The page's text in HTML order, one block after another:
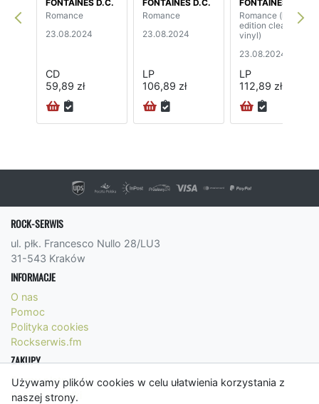
Używamy plików cookies w celu ułatwienia korzystania z
naszej strony.
FONTAINES D.C.
Romance
23.08.2024
CD
59,89 zł
FONTAINES D.C.
Romance
23.08.2024
LP
106,89 zł
FONTAINES D.C.
Romance (limited
edition clear
vinyl)
23.08.2024
LP
112,89 zł
ROCK-SERWIS
ul. płk. Francesco Nullo 28/LU3
31-543 Kraków
INFORMACJE
O nas
Pomoc
Polityka cookies
Rockserwis.fm
ZAKUPY
Formy płatności
Koszty wysyłki